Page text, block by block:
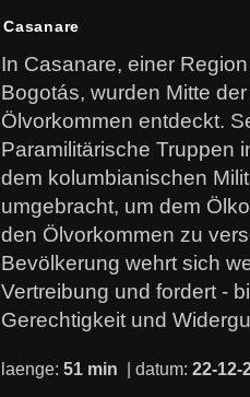
Casanare
In Casanare, einer
Bogotás, wurden Mitte
Ölvorkommen entdeckt.
Paramilitärische Truppen
dem kolumbianischen
umgebracht, um dem
den Ölvorkommen zu
Bevölkerung wehrt sich
Vertreibung und fordert -
Gerechtigkeit und
laenge: 51 min | datum: 22-12-